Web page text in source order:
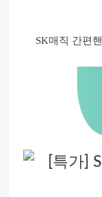
SK매직 간편